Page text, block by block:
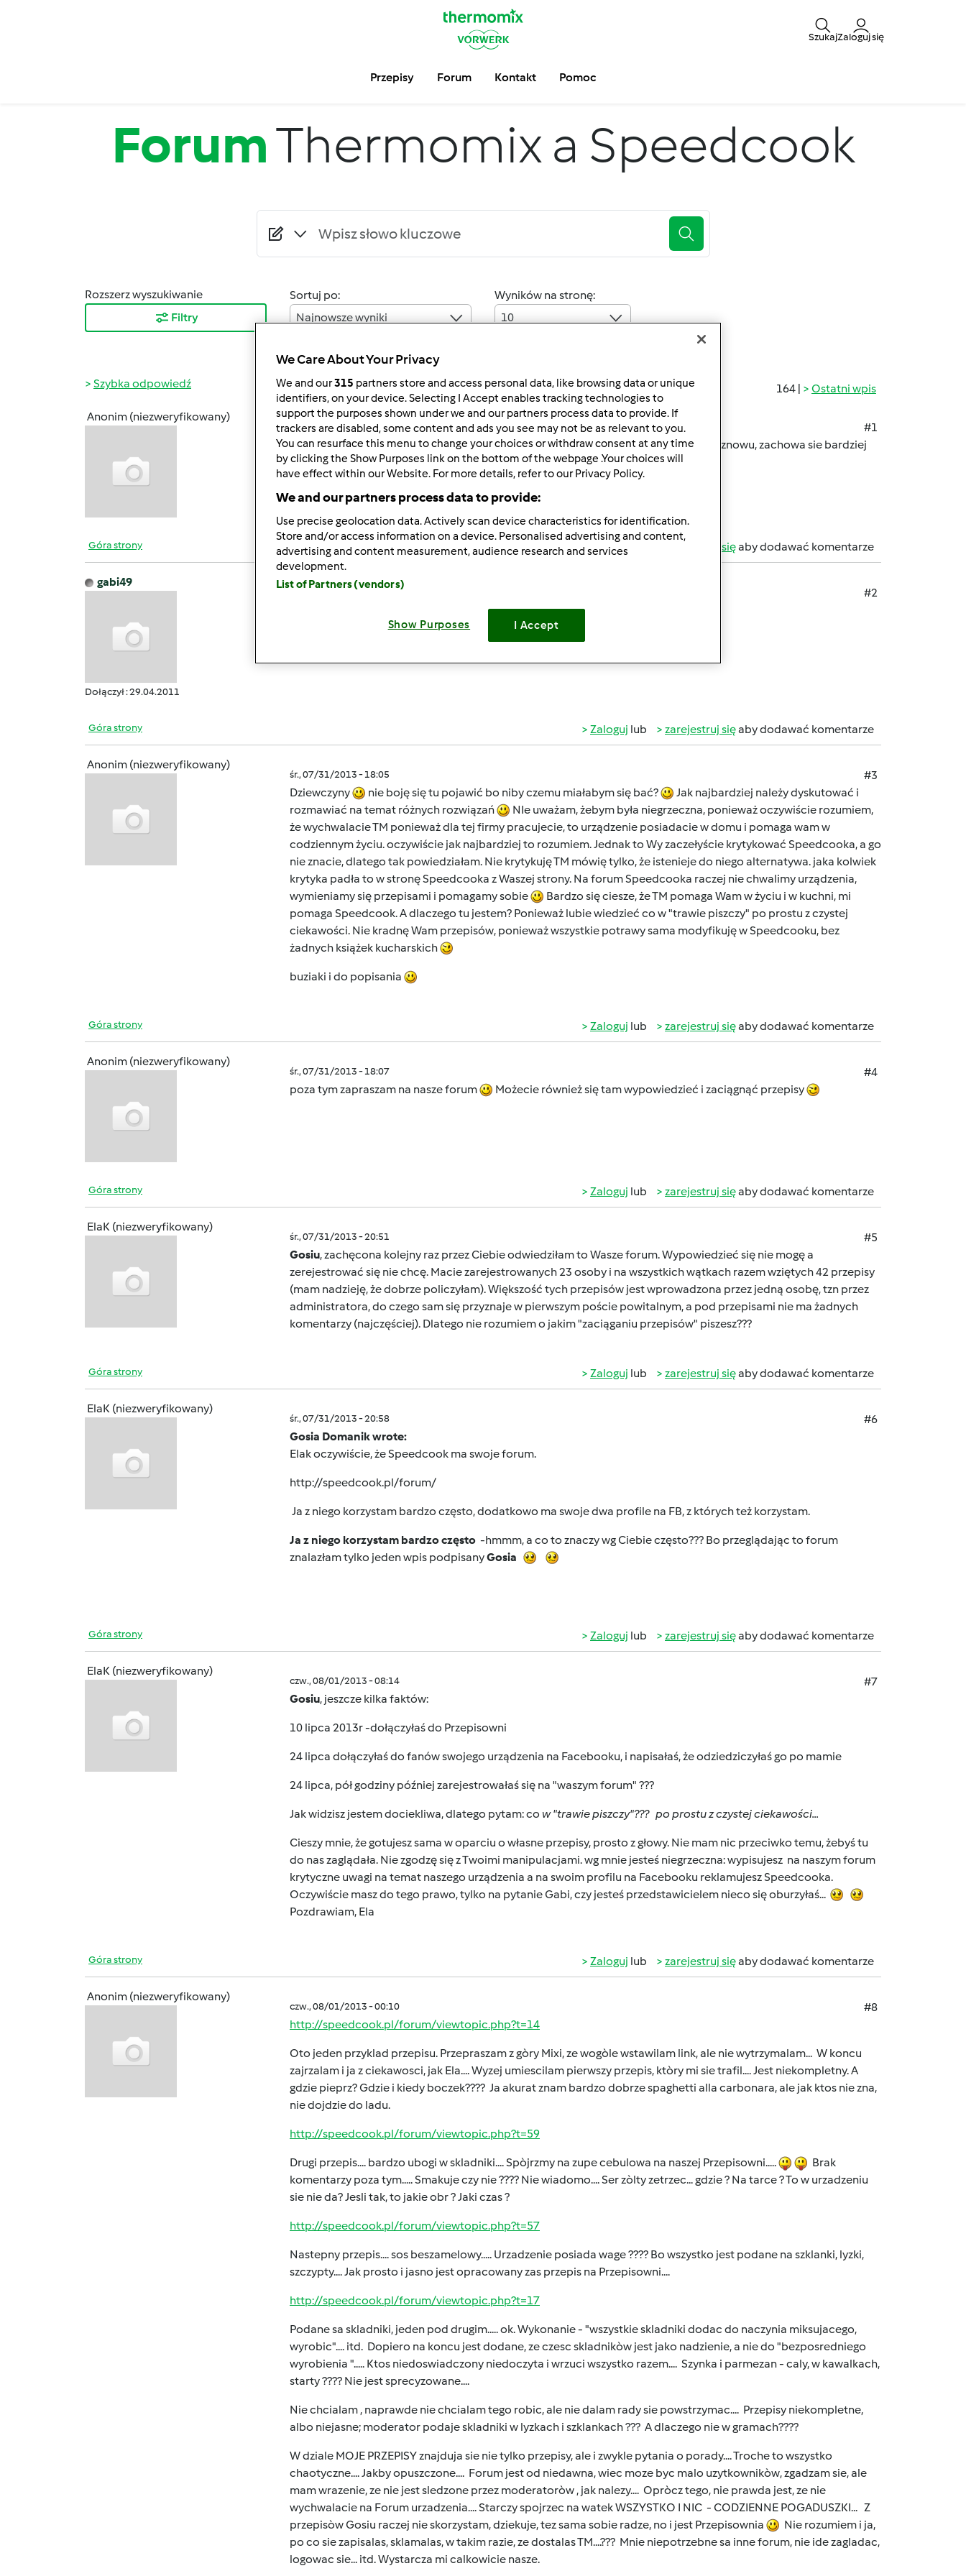
SzukajZaloguj się
Przepisy Forum Kontakt Pomoc
ForumThermomix a Speedcook
Rozszerz wyszukiwanie
Filtry
Sortuj po:
Najnowsze wyniki
Wyników na stronę:
10
164 | Ostatni wpis
Szybka odpowiedź
Anonim (niezweryfikowany)
czw., 07/18/2013 - 08:43
#1
Dobrze Mixi, ze i Ty sie odezwalas, dzieki
Mam nadzieje, ze Gosia, jesli juz tu zajrzy znowu, zachowa sie bardziej
poprawnie, bardziej kulturalnie
Góra strony Zaloguj zarejestruj sięaby dodawać komentarze
gabi49
Dołączył : 29.04.2011
czw., 07/18/2013 - 17:16
#2
Góra strony Zaloguj lub zarejestruj sięaby dodawać komentarze
Anonim (niezweryfikowany)
śr., 07/31/2013 - 18:05
#3
Dziewczyny
nie boję się tu pojawić bo niby czemu miałabym się bać?
Jak najbardziej należy dyskutować i
rozmawiać na temat różnych rozwiązań
NIe uważam, żebym była niegrzeczna, ponieważ oczywiście rozumiem,
że wychwalacie TM ponieważ dla tej firmy pracujecie, to urządzenie posiadacie w domu i pomaga wam w
codziennym życiu. oczywiście jak najbardziej to rozumiem. Jednak to Wy zaczełyście krytykować Speedcooka, a go
nie znacie, dlatego tak powiedziałam. Nie krytykuję TM mówię tylko, że istenieje do niego alternatywa. jaka kolwiek
krytyka padła to w stronę Speedcooka z Waszej strony. Na forum Speedcooka raczej nie chwalimy urządzenia,
wymieniamy się przepisami i pomagamy sobie
Bardzo się ciesze, że TM pomaga Wam w życiu i w kuchni, mi
pomaga Speedcook. A dlaczego tu jestem? Ponieważ lubie wiedzieć co w "trawie piszczy" po prostu z czystej
ciekawości. Nie kradnę Wam przepisów, ponieważ wszystkie potrawy sama modyfikuję w Speedcooku, bez
żadnych książek kucharskich
buziaki i do popisania
Góra strony Zaloguj lub zarejestruj sięaby dodawać komentarze
Anonim (niezweryfikowany)
śr., 07/31/2013 - 18:07
#4
poza tym zapraszam na nasze forum
Możecie również się tam wypowiedzieć i zaciągnąć przepisy
Góra strony Zaloguj lub zarejestruj sięaby dodawać komentarze
ElaK (niezweryfikowany)
śr., 07/31/2013 - 20:51
#5
Gosiu, zachęcona kolejny raz przez Ciebie odwiedziłam to Wasze forum. Wypowiedzieć się nie mogę a
zerejestrować się nie chcę. Macie zarejestrowanych 23 osoby i na wszystkich wątkach razem wziętych 42 przepisy
(mam nadzieję, że dobrze policzyłam). Większość tych przepisów jest wprowadzona przez jedną osobę, tzn przez
administratora, do czego sam się przyznaje w pierwszym poście powitalnym, a pod przepisami nie ma żadnych
komentarzy (najczęściej). Dlatego nie rozumiem o jakim "zaciąganiu przepisów" piszesz???
Góra strony Zaloguj lub zarejestruj sięaby dodawać komentarze
ElaK (niezweryfikowany)
śr., 07/31/2013 - 20:58
#6
Gosia Domanik wrote:
Elak oczywiście, że Speedcook ma swoje forum.
http://speedcook.pl/forum/
Ja z niego korzystam bardzo często, dodatkowo ma swoje dwa profile na FB, z których też korzystam.
Ja z niego korzystam bardzo często -hmmm, a co to znaczy wg Ciebie często??? Bo przeglądając to forum
znalazłam tylko jeden wpis podpisanyGosia
Góra strony Zaloguj lub zarejestruj sięaby dodawać komentarze
ElaK (niezweryfikowany)
czw., 08/01/2013 - 08:14
#7
Gosiu, jeszcze kilka faktów:
10 lipca 2013r -dołączyłaś do Przepisowni
24 lipca dołączyłaś do fanów swojego urządzenia na Facebooku, i napisałaś, że odziedziczyłaś go po mamie
24 lipca, pół godziny później zarejestrowałaś się na "waszym forum" ???
Jak widzisz jestem dociekliwa, dlatego pytam: co w "trawie piszczy"??? po prostu z czystej ciekawości...
Cieszy mnie, że gotujesz sama w oparciu o własne przepisy, prosto z głowy. Nie mam nic przeciwko temu, żebyś tu
do nas zaglądała. Nie zgodzę się z Twoimi manipulacjami. wg mnie jesteś niegrzeczna: wypisujesz na naszym forum
krytyczne uwagi na temat naszego urządzenia a na swoim profilu na Facebooku reklamujesz Speedcooka.
Oczywiście masz do tego prawo, tylko na pytanie Gabi, czy jesteś przedstawicielem nieco się oburzyłaś...
Pozdrawiam, Ela
Góra strony Zaloguj lub zarejestruj sięaby dodawać komentarze
Anonim (niezweryfikowany)
czw., 08/01/2013 - 00:10
#8
http://speedcook.pl/forum/viewtopic.php?t=14
Oto jeden przyklad przepisu. Przepraszam z gòry Mixi, ze wogòle wstawilam link, ale nie wytrzymalam... W koncu
zajrzalam i ja z ciekawosci, jak Ela.... Wyzej umiescilam pierwszy przepis, ktòry mi sie trafil.... Jest niekompletny. A
gdzie pieprz? Gdzie i kiedy boczek???? Ja akurat znam bardzo dobrze spaghetti alla carbonara, ale jak ktos nie zna,
nie dojdzie do ladu.
http://speedcook.pl/forum/viewtopic.php?t=59
Drugi przepis.... bardzo ubogi w skladniki.... Spòjrzmy na zupe cebulowa na naszej Przepisowni.....
Brak
komentarzy poza tym..... Smakuje czy nie ???? Nie wiadomo.... Ser zòlty zetrzec... gdzie ? Na tarce ? To w urzadzeniu
sie nie da? Jesli tak, to jakie obr ? Jaki czas ?
http://speedcook.pl/forum/viewtopic.php?t=57
Nastepny przepis.... sos beszamelowy..... Urzadzenie posiada wage ???? Bo wszystko jest podane na szklanki, lyzki,
szczypty.... Jak prosto i jasno jest opracowany zas przepis na Przepisowni....
http://speedcook.pl/forum/viewtopic.php?t=17
Podane sa skladniki, jeden pod drugim..... ok. Wykonanie - "wszystkie skladniki dodac do naczynia miksujacego,
wyrobic".... itd. Dopiero na koncu jest dodane, ze czesc skladnikòw jest jako nadzienie, a nie do "bezposredniego
wyrobienia "..... Ktos niedoswiadczony niedoczyta i wrzuci wszystko razem.... Szynka i parmezan - caly, w kawalkach,
starty ???? Nie jest sprecyzowane....
Nie chcialam , naprawde nie chcialam tego robic, ale nie dalam rady sie powstrzymac.... Przepisy niekompletne,
albo niejasne; moderator podaje skladniki w lyzkach i szklankach ??? A dlaczego nie w gramach????
W dziale MOJE PRZEPISY znajduja sie nie tylko przepisy, ale i zwykle pytania o porady.... Troche to wszystko
chaotyczne.... Jakby opuszczone.... Forum jest od niedawna, wiec moze byc malo uzytkownikòw, zgadzam sie, ale
mam wrazenie, ze nie jest sledzone przez moderatoròw , jak nalezy.... Opròcz tego, nie prawda jest, ze nie
wychwalacie na Forum urzadzenia.... Starczy spojrzec na watek WSZYSTKO I NIC - CODZIENNE POGADUSZKI... Z
przepisòw Gosiu raczej nie skorzystam, dziekuje, tez sama sobie radze, no i jest Przepisownia
Nie rozumiem i ja,
po co sie zapisalas, sklamalas, w takim razie, ze dostalas TM....??? Mnie niepotrzebne sa inne forum, nie ide zagladac,
logowac sie... itd. Wystarcza mi calkowicie nasze.
We Care About Your Privacy
We and our315 partners store and access personal data, like browsing data or unique
identifiers, on your device. Selecting I Accept enables tracking technologies to
support the purposes shown under we and our partners process data to provide. If
trackers are disabled, some content and ads you see may not be as relevant to you.
You can resurface this menu to change your choices or withdraw consent at any time
by clicking the Show Purposes link on the bottom of the webpage .Your choices will
have effect within our Website. For more details, refer to our Privacy Policy.
We and our partners process data to provide:
Use precise geolocation data. Actively scan device characteristics for identification.
Store and/or access information on a device. Personalised advertising and content,
advertising and content measurement, audience research and services
development.
List of Partners (vendors)
Show Purposes I Accept